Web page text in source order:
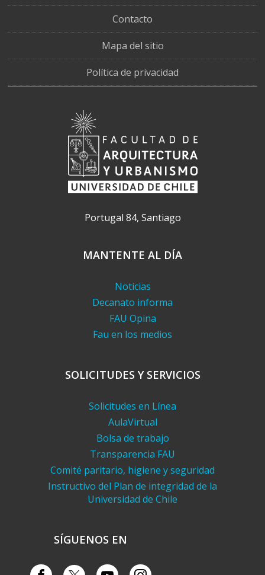
Contacto
Mapa del sitio
Política de privacidad
Portugal 84, Santiago
MANTENTE AL DÍA
Noticias
Decanato informa
FAU Opina
Fau en los medios
SOLICITUDES Y SERVICIOS
Solicitudes en Línea
AulaVirtual
Bolsa de trabajo
Transparencia FAU
Comité paritario, higiene y seguridad
Instructivo del Plan de integridad de la
Universidad de Chile
SÍGUENOS EN